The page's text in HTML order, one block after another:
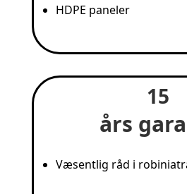
HDPE paneler
15
års
Væsentlig råd i